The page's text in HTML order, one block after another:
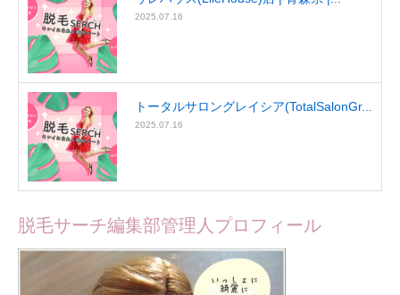
2025.07.16
トータルサロングレイシア(TotalSalonGr...
2025.07.16
脱毛サーチ編集部管理人プロフィール